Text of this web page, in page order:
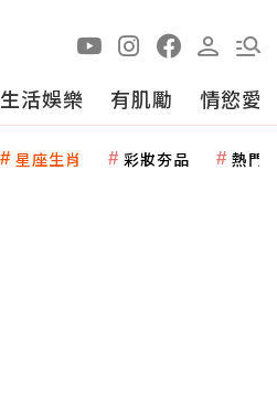
生活娛樂 有肌勵 情慾愛
星座生肖 彩妝夯品 熱門